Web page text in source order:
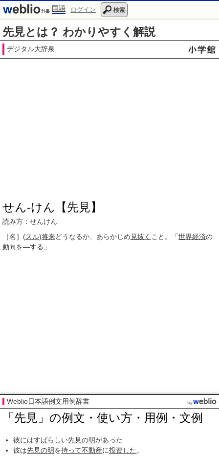
国語 ログイン 検索
先見とは？ わかりやすく解説
デジタル大辞泉
せん‐けん【先見】
読み方：せんけん
［名］ (スル)将来どうなるか、あらかじめ 見抜く こと。「世界経済の
動向を―する」
Weblio日本語例文用例辞書
「先見」の例文・使い方・用例・文例
彼にはすばらしい先見の明があった
彼は先見の明を持って不動産に投資した 。